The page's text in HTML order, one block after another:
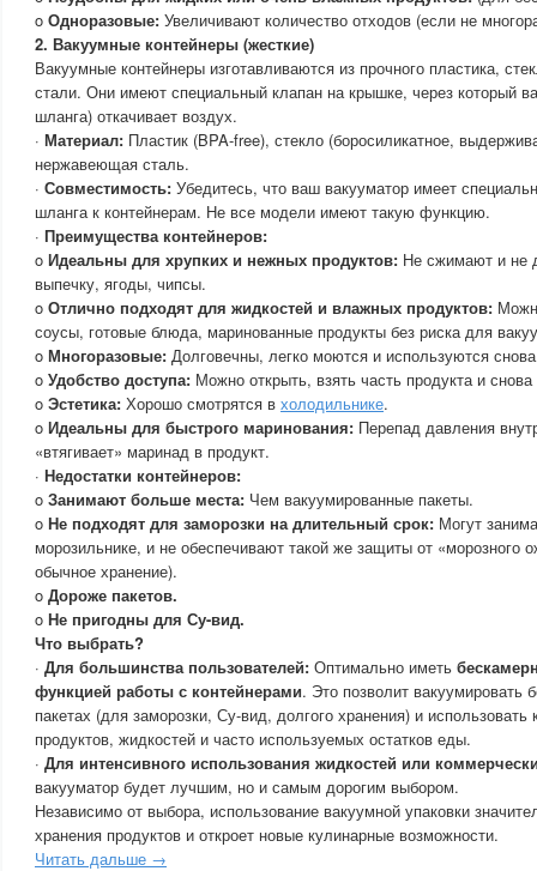
o Одноразовые: Увеличивают количество отходов (если не
2. Вакуумные контейнеры (жесткие)
Вакуумные контейнеры изготавливаются из прочного пластика,
стали. Они имеют специальный клапан на крышке, через который
шланга) откачивает воздух.
· Материал: Пластик (BPA-free), стекло (боросиликатное,
нержавеющая сталь.
· Совместимость: Убедитесь, что ваш вакууматор имеет
шланга к контейнерам. Не все модели имеют такую функцию.
· Преимущества контейнеров:
o Идеальны для хрупких и нежных продуктов: Не сжимают и не
выпечку, ягоды, чипсы.
o Отлично подходят для жидкостей и влажных продуктов:
соусы, готовые блюда, маринованные продукты без риска для
o Многоразовые: Долговечны, легко моются и используются
o Удобство доступа: Можно открыть, взять часть продукта и
o Эстетика: Хорошо смотрятся в холодильнике.
o Идеальны для быстрого маринования: Перепад давления
«втягивает» маринад в продукт.
· Недостатки контейнеров:
o Занимают больше места: Чем вакуумированные пакеты.
o Не подходят для заморозки на длительный срок: Могут
морозильнике, и не обеспечивают такой же защиты от «морозного
обычное хранение).
o Дороже пакетов.
o Не пригодны для Су-вид.
Что выбрать?
· Для большинства пользователей: Оптимально иметь
функцией работы с контейнерами. Это позволит вакуумировать
пакетах (для заморозки, Су-вид, долгого хранения) и
продуктов, жидкостей и часто используемых остатков еды.
· Для интенсивного использования жидкостей или
вакууматор будет лучшим, но и самым дорогим выбором.
Независимо от выбора, использование вакуумной упаковки
хранения продуктов и откроет новые кулинарные возможности.
Читать дальше →